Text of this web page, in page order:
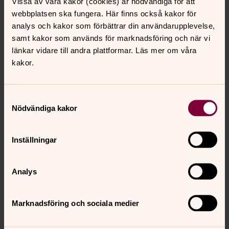
webbplatsen ska fungera. Här finns också kakor för
analys och kakor som förbättrar din användarupplevelse,
samt kakor som används för marknadsföring och när vi
länkar vidare till andra plattformar. Läs mer om våra
kakor.
Nödvändiga kakor
Inställningar
Analys
Marknadsföring och sociala medier
slutgiltig rösträkning kommer att genomföras om en
vecka.
Rösträtt i dagens biskopsval hade 398 personer: alla
anställda som präster och diakoner i Härnösands stifts
församlingar och på stiftskansliet, samt lika många
För mer information eller kommentarer:
076-940 85 25
Foto: Maria Eddebo Persson/Härnösands stift